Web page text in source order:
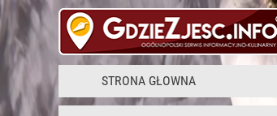
ROONS Warszawa Wola
STRONA GŁOWNA